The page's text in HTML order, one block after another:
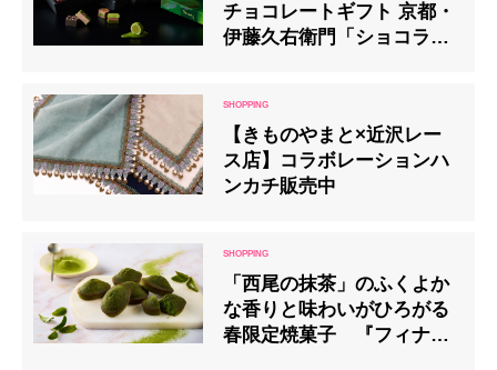
チョコレートギフト 京都・
伊藤久右衛門「ショコラコ
【きものやまと×近沢レー
ス店】コラボレーションハ
ンカチ販売中
「西尾の抹茶」のふくよか
な香りと味わいがひろがる
春限定焼菓子 『フィナン